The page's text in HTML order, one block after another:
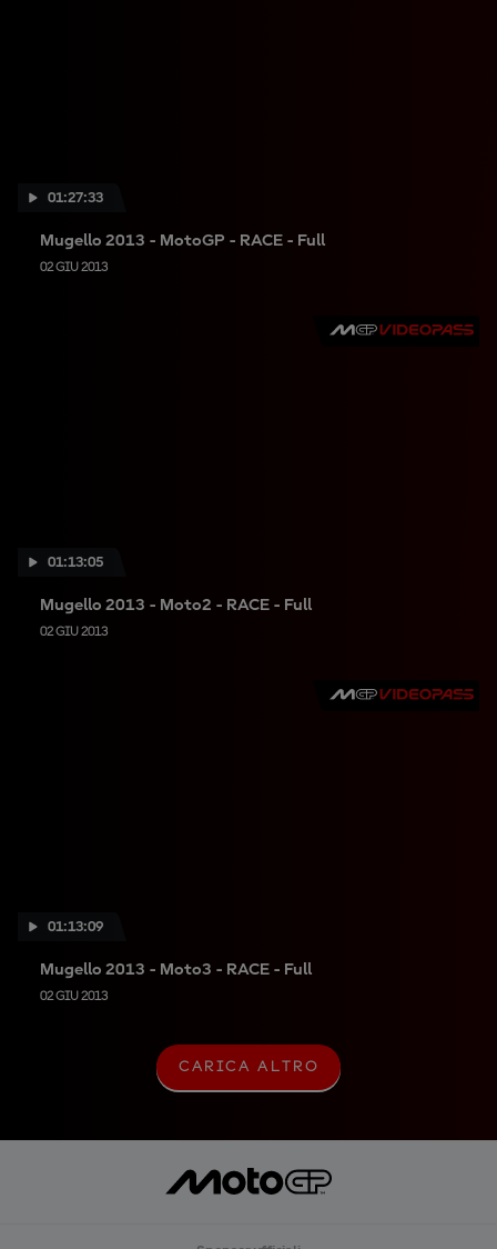
01:27:33
Mugello 2013 - MotoGP - RACE - Full
02 GIU 2013
01:13:05
Mugello 2013 - Moto2 - RACE - Full
02 GIU 2013
01:13:09
Mugello 2013 - Moto3 - RACE - Full
02 GIU 2013
C
A
A
A
R
CARICA ALTRO